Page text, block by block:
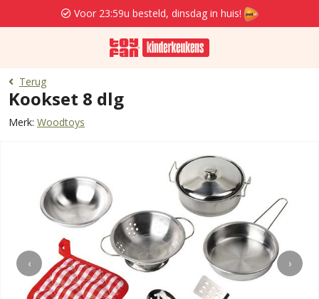
Voor 23:59u besteld, dinsdag in huis!
Terug
Kookset 8 dlg
Merk: Woodtoys
‹ ›